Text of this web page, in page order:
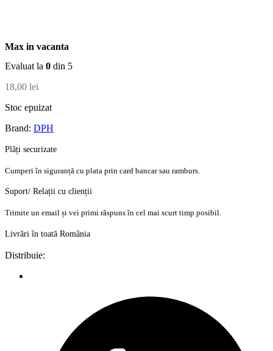
Max in vacanta
Evaluat la 0 din 5
18,00 lei
Stoc epuizat
Brand: DPH
Plăți securizate
Cumperi în siguranță cu plata prin card bancar sau ramburs.
Suport/ Relații cu clienții
Trimite un email și vei primi răspuns în cel mai scurt timp posibil.
Livrări în toată România
Distribuie: